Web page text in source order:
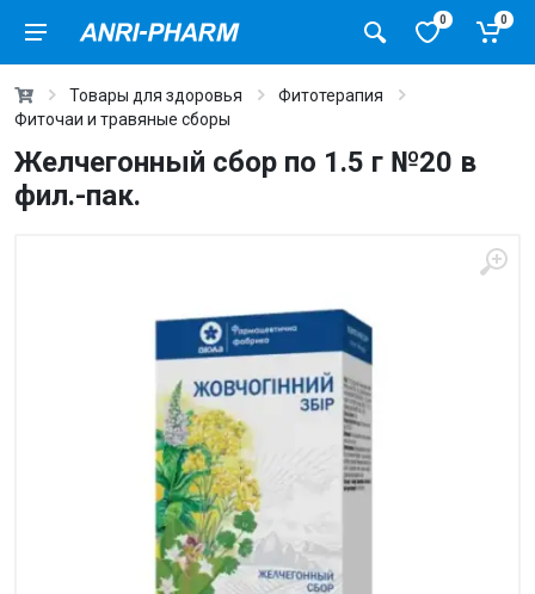
0 0
Товары для здоровья
Фитотерапия
Фиточаи и травяные сборы
Желчегонный сбор по 1.5 г №20 в
фил.-пак.